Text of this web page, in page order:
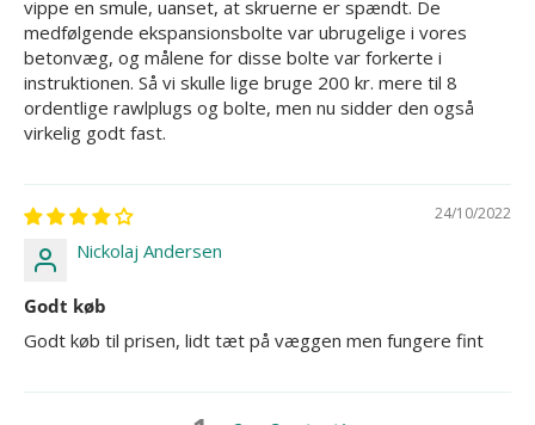
vippe en smule, uanset, at skruerne er spændt. De
medfølgende ekspansionsbolte var ubrugelige i vores
betonvæg, og målene for disse bolte var forkerte i
instruktionen. Så vi skulle lige bruge 200 kr. mere til 8
ordentlige rawlplugs og bolte, men nu sidder den også
virkelig godt fast.
24/10/2022
Nickolaj Andersen
Godt køb
Godt køb til prisen, lidt tæt på væggen men fungere fint